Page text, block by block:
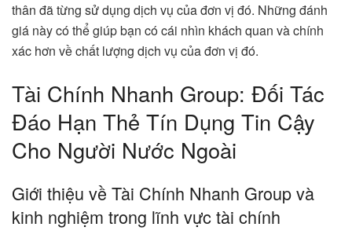
thân đã từng sử dụng dịch vụ của đơn vị đó. Những đánh
giá này có thể giúp bạn có cái nhìn khách quan và chính
xác hơn về chất lượng dịch vụ của đơn vị đó.
Tài Chính Nhanh Group: Đối Tác
Đáo Hạn Thẻ Tín Dụng Tin Cậy
Cho Người Nước Ngoài
Giới thiệu về Tài Chính Nhanh Group và
kinh nghiệm trong lĩnh vực tài chính